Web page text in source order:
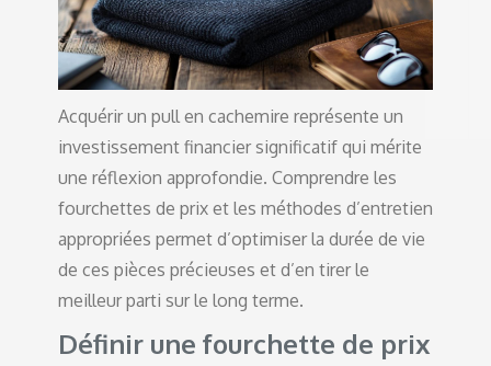
Acquérir un pull en cachemire représente un
investissement financier significatif qui mérite
une réflexion approfondie. Comprendre les
fourchettes de prix et les méthodes d’entretien
appropriées permet d’optimiser la durée de vie
de ces pièces précieuses et d’en tirer le
meilleur parti sur le long terme.
Définir une fourchette de prix